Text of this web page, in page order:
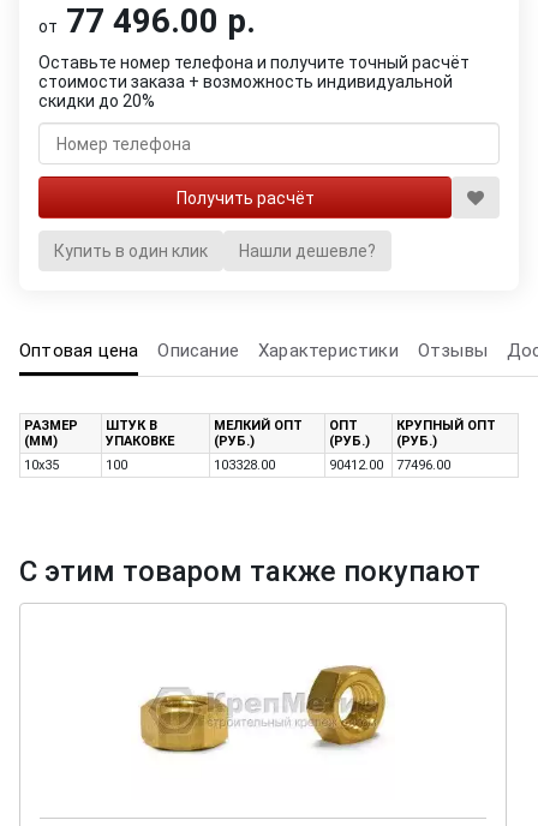
от 77 496.00 р.
Оставьте номер телефона и получите точный расчёт
стоимости заказа + возможность индивидуальной
скидки до 20%
Купить в один клик Нашли дешевле?
Оптовая цена Описание Характеристики Отзывы
РАЗМЕР
(ММ)
ШТУК В
УПАКОВКЕ
МЕЛКИЙ ОПТ
(РУБ.)
ОПТ
(РУБ.)
КРУПНЫЙ ОПТ
(РУБ.)
10х35
100 103328.00 90412.00 77496.00
С этим товаром также покупают